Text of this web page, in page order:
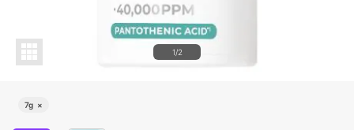
1/2
7g ×